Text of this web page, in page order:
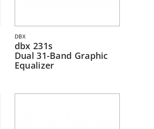
DBX
dbx 231s
Dual 31-Band Graphic
Equalizer